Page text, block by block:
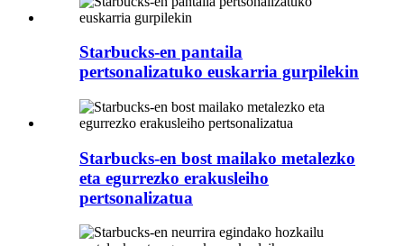
Starbucks-en pantaila
pertsonalizatuko euskarria gurpilekin
Starbucks-en bost mailako metalezko
eta egurrezko erakusleiho
pertsonalizatua